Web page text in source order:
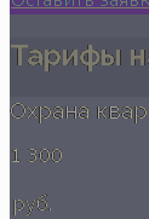
Тарифы
Охрана
1 300
руб.